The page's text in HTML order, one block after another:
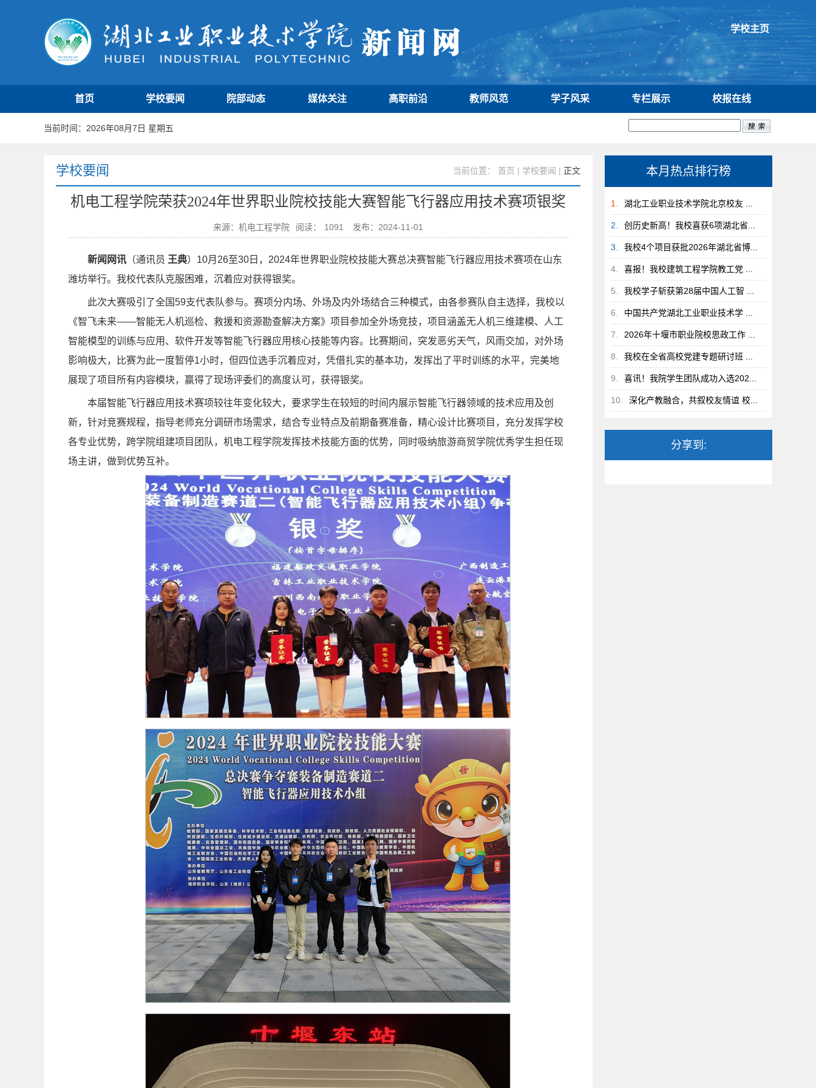
学校主页
首页 学校要闻 院部动态 媒体关注 高职前沿 教师风范 学子风采 专栏展示 校报在线
当前时间：2026年08月7日 星期五
本月热点排行榜
1. 湖北工业职业技术学院北京校友 ...
2. 创历史新高！我校喜获6项湖北省...
3. 我校4个项目获批2026年湖北省博...
4. 喜报！我校建筑工程学院教工党 ...
5. 我校学子斩获第28届中国人工智 ...
6. 中国共产党湖北工业职业技术学 ...
7. 2026年十堰市职业院校思政工作 ...
8. 我校在全省高校党建专题研讨班 ...
9. 喜讯！我院学生团队成功入选202...
10. 深化产教融合，共叙校友情谊 校...
分享到:
学校要闻 当前位置： 首页 | 学校要闻 | 正文
机电工程学院荣获2024年世界职业院校技能大赛智能飞行器应用技术赛项银奖
来源：机电工程学院 阅读： 1091 发布：2024-11-01
新闻网讯 （通讯员 王典）10月26至30日，2024年世界职业院校技能大赛总决赛智能飞行器应用技术赛项在山东
潍坊举行。我校代表队克服困难，沉着应对获得银奖。
此次大赛吸引了全国59支代表队参与。赛项分内场、外场及内外场结合三种模式，由各参赛队自主选择，我校以
《智飞未来——智能无人机巡检、救援和资源勘查解决方案》项目参加全外场竞技，项目涵盖无人机三维建模、人工
智能模型的训练与应用、软件开发等智能飞行器应用核心技能等内容。比赛期间，突发恶劣天气，风雨交加，对外场
影响极大，比赛为此一度暂停1小时，但四位选手沉着应对，凭借扎实的基本功，发挥出了平时训练的水平，完美地
展现了项目所有内容模块，赢得了现场评委们的高度认可，获得银奖。
本届智能飞行器应用技术赛项较往年变化较大，要求学生在较短的时间内展示智能飞行器领域的技术应用及创
新，针对竞赛规程，指导老师充分调研市场需求，结合专业特点及前期备赛准备，精心设计比赛项目，充分发挥学校
各专业优势，跨学院组建项目团队，机电工程学院发挥技术技能方面的优势，同时吸纳旅游商贸学院优秀学生担任现
场主讲，做到优势互补。